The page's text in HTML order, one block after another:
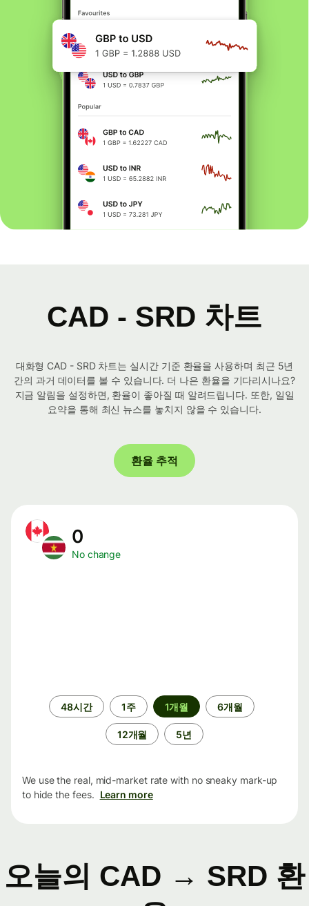
CAD - SRD 차트
대화형 CAD - SRD 차트는 실시간 기준 환율을 사용하며 최근 5년
간의 과거 데이터를 볼 수 있습니다. 더 나은 환율을 기다리시나요?
지금 알림을 설정하면, 환율이 좋아질 때 알려드립니다. 또한, 일일
요약을 통해 최신 뉴스를 놓치지 않을 수 있습니다.
환율 추적
0
No change
48시간 1주 1개월 6개월
12개월 5년
We use the real, mid-market rate with no sneaky mark-up
to hide the fees. Learn more
오늘의 CAD → SRD 환